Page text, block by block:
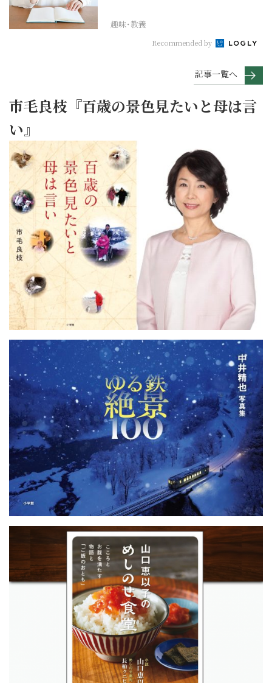
趣味･教養
Recommended by
記事一覧へ
市毛良枝『百歳の景色見たいと母は言
い』